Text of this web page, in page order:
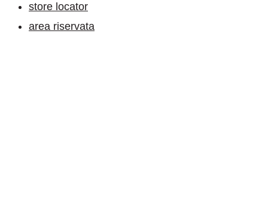
store locator
area riservata